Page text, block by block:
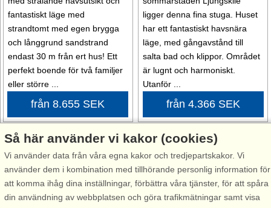
fantastiskt läge med
strandtomt med egen brygga
och långgrund sandstrand
endast 30 m från ert hus! Ett
perfekt boende för två familjer
eller större ...
från 8.655 SEK
ligger denna fina stuga. Huset
har ett fantastiskt havsnära
läge, med gångavstånd till
salta bad och klippor. Området
är lugnt och harmoniskt.
Utanför ...
från 4.366 SEK
Stugnr: 56801
Så här använder vi kakor (cookies)
Vi använder data från våra egna kakor och tredjepartskakor. Vi
använder dem i kombination med tillhörande personlig information för
att komma ihåg dina inställningar, förbättra våra tjänster, för att spåra
din användning av webbplatsen och göra trafikmätningar samt visa